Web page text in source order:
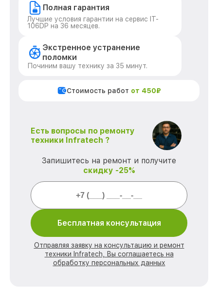
Полная гарантия
Лучшие условия гарантии на сервис IT-
106DP на 36 месяцев.
Экстренное устранение
поломки
Починим вашу технику за 35 минут.
Стоимость работ от 450₽
Есть вопросы по ремонту
техники Infratech ?
Запишитесь на ремонт и получите
скидку -25%
Бесплатная консультация
Отправляя заявку на консультацию и ремонт
техники Infratech, Вы соглашаетесь на
обработку персональных данных